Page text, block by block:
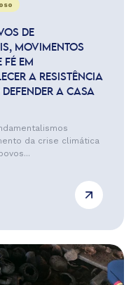
DE
MOVIMENTOS
FÉ EM
A RESISTÊNCIA
A CASA
da crise climática